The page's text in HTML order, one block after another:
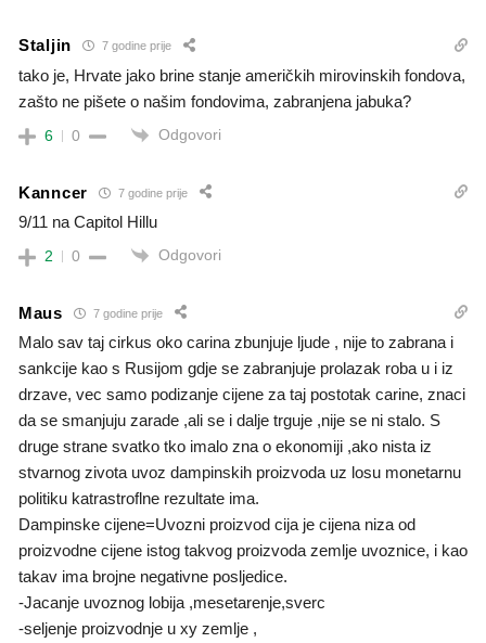
Staljin 7 godine prije
tako je, Hrvate jako brine stanje američkih mirovinskih fondova,
zašto ne pišete o našim fondovima, zabranjena jabuka?
6 0 Odgovori
Kanncer 7 godine prije
9/11 na Capitol Hillu
2 0 Odgovori
Maus 7 godine prije
Malo sav taj cirkus oko carina zbunjuje ljude , nije to zabrana i
sankcije kao s Rusijom gdje se zabranjuje prolazak roba u i iz
drzave, vec samo podizanje cijene za taj postotak carine, znaci
da se smanjuju zarade ,ali se i dalje trguje ,nije se ni stalo. S
druge strane svatko tko imalo zna o ekonomiji ,ako nista iz
stvarnog zivota uvoz dampinskih proizvoda uz losu monetarnu
politiku katrastroflne rezultate ima.
Dampinske cijene=Uvozni proizvod cija je cijena niza od
proizvodne cijene istog takvog proizvoda zemlje uvoznice, i kao
takav ima brojne negativne posljedice.
-Jacanje uvoznog lobija ,mesetarenje,sverc
-seljenje proizvodnje u xy zemlje ,